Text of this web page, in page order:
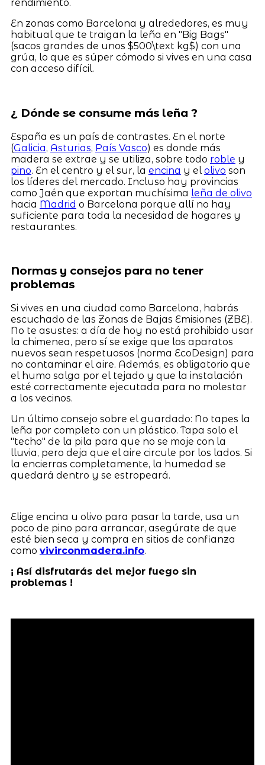
rendimiento.
En zonas como Barcelona y alrededores, es muy
habitual que te traigan la leña en "Big Bags"
(sacos grandes de unos $500\text kg$) con una
grúa, lo que es súper cómodo si vives en una casa
con acceso difícil.
¿ Dónde se consume más leña ?
España es un país de contrastes. En el norte
(Galicia, Asturias, País Vasco) es donde más
madera se extrae y se utiliza, sobre todo roble y
pino. En el centro y el sur, la encina y el olivo son
los líderes del mercado. Incluso hay provincias
como Jaén que exportan muchísima leña de olivo
hacia Madrid o Barcelona porque allí no hay
suficiente para toda la necesidad de hogares y
restaurantes.
Normas y consejos para no tener
problemas
Si vives en una ciudad como Barcelona, habrás
escuchado de las Zonas de Bajas Emisiones (ZBE).
No te asustes: a día de hoy no está prohibido usar
la chimenea, pero sí se exige que los aparatos
nuevos sean respetuosos (norma EcoDesign) para
no contaminar el aire. Además, es obligatorio que
el humo salga por el tejado y que la instalación
esté correctamente ejecutada para no molestar
a los vecinos.
Un último consejo sobre el guardado: No tapes la
leña por completo con un plástico. Tapa solo el
"techo" de la pila para que no se moje con la
lluvia, pero deja que el aire circule por los lados. Si
la encierras completamente, la humedad se
quedará dentro y se estropeará.
Elige encina u olivo para pasar la tarde, usa un
poco de pino para arrancar, asegúrate de que
esté bien seca y compra en sitios de confianza
como vivirconmadera.info.
¡ Así disfrutarás del mejor fuego sin
problemas !